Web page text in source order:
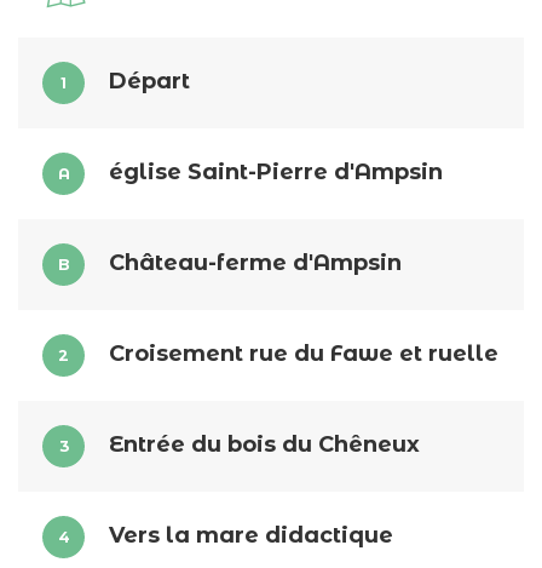
1 Départ
A église Saint-Pierre d'Ampsin
B Château-ferme d'Ampsin
2 Croisement rue du Fawe et ruelle
3 Entrée du bois du Chêneux
4 Vers la mare didactique